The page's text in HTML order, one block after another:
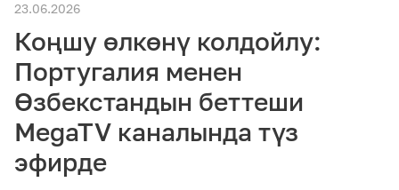
Жеке кардарларга
Ишкердик үчүн
Байланыш
Тарифтер Акциялар Роуминг
23.06.2026
Коңшу өлкөнү колдойлу:
Португалия менен
Өзбекстандын беттеши
MegaTV каналында түз
эфирде